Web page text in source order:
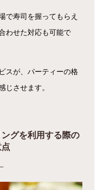
で寿司を握ってもらえ
わせた対応も可能で
スが、パーティーの格
じさせます。
グを利用する際の